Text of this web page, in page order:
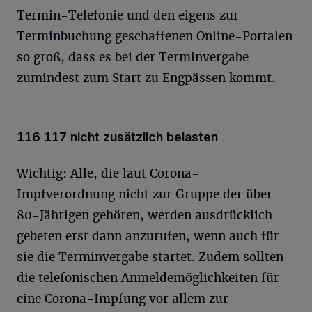
Termin-Telefonie und den eigens zur
Terminbuchung geschaffenen Online-Portalen
so groß, dass es bei der Terminvergabe
zumindest zum Start zu Engpässen kommt.
116 117 nicht zusätzlich belasten
Wichtig: Alle, die laut Corona-
Impfverordnung nicht zur Gruppe der über
80-Jährigen gehören, werden ausdrücklich
gebeten erst dann anzurufen, wenn auch für
sie die Terminvergabe startet. Zudem sollten
die telefonischen Anmeldemöglichkeiten für
eine Corona-Impfung vor allem zur